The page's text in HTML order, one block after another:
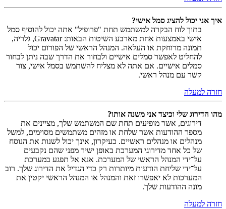
איך אני יכול להציג סמל אישי?
בתוך לוח הבקרה למשתמש תחת "פרופיל" אתה יכול להוסיף סמל
אישי באמצעות אחת מארבע השיטות הבאות: Gravatar, גלריה,
תמונה מרוחקת או העלאה. המנהל הראשי של הפורום יכול
להחליט לאפשר סמלים אישיים ולבחור את הדרך שבה ניתן לבחור
סמלים אישיים. אם אתה לא מצליח להשתמש בסמל אישי, צור
קשר עם מנהל ראשי.
חזרה למעלה
מהו הדירוג שלי וכיצד אני משנה אותו?
דירוגים, אשר מופיעים תחת שם המשתמש שלך, מציינים את
מספר ההודעות אשר שלחת או מזהים משתמשים מסוימים, למשל
מנהלים או מנהלים ראשיים. כעיקרון, אינך יכול לשנות את הנוסח
של כל אחד מדירוגי המערכת באופן ישיר מפני שהם נקבעים
על־ידי המנהל הראשי של המערכת. אנא אל תפגע במערכת
על־ידי שליחת הודעות מיותרות רק כדי הגדיל את הדירוג שלך. רוב
המערכות לא יאפשרו זאת והמנהל או המנהל הראשי יקטין את
מונה ההודעות שלך.
חזרה למעלה